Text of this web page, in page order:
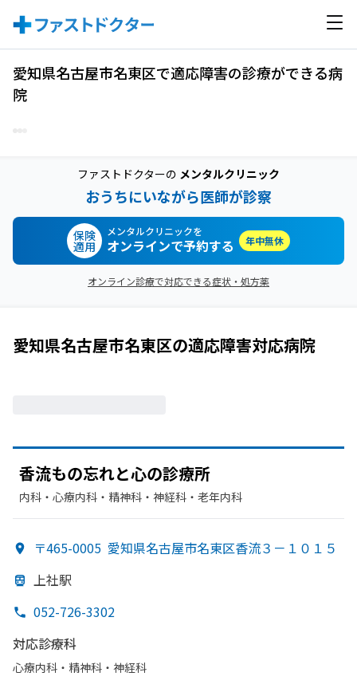
愛知県名古屋市名東区で適応障害の診療ができる病
院
ファストドクターの メンタルクリニック
おうちにいながら医師が診察
保険
適用
メンタルクリニックを
オンラインで予約する 年中無休
オンライン診療で対応できる症状・処方薬
愛知県名古屋市名東区の適応障害対応病院
香流もの忘れと心の診療所
内科・​心療内科・​精神科・神経科・​老年内科
〒465-0005 愛知県名古屋市名東区香流３－１０１５
上社駅
052-726-3302
対応診療科
心療内科・​精神科・神経科